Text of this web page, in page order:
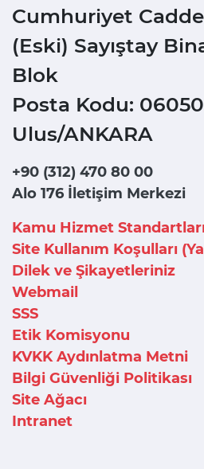
Cumhuriyet
(Eski) Sayıştay
Blok
Posta Kodu: 06050
Ulus/ANKARA
+90 (312) 470 80 00
Alo 176 İletişim Merkezi
Kamu Hizmet Standartları
Site Kullanım Koşulları
Dilek ve Şikayetleriniz
Webmail
SSS
Etik Komisyonu
KVKK Aydınlatma Metni
Bilgi Güvenliği Politikası
Site Ağacı
Intranet